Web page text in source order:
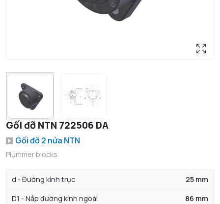
Gối đỡ NTN 722506 DA
Gối đỡ 2 nửa NTN
Plummer blocks
d - Đường kính trục 25 mm
D1 - Nắp đường kính ngoài 86 mm